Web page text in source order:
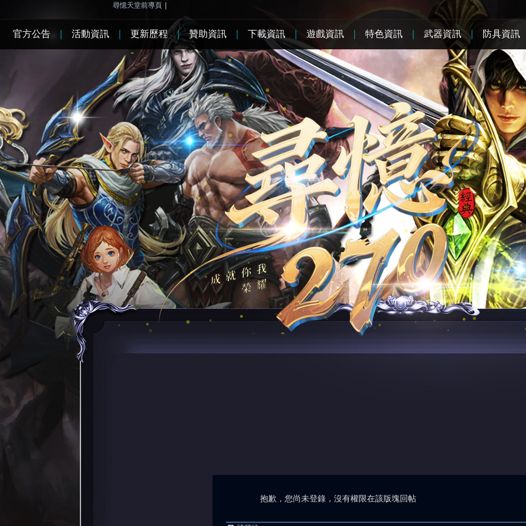
尋憶天堂前導頁
抱歉，您尚未登錄，沒有權限在該版塊回帖